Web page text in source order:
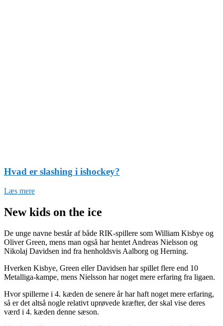
Hvad er slashing i ishockey?
Læs mere
New kids on the ice
De unge navne består af både RIK-spillere som William Kisbye og
Oliver Green, mens man også har hentet Andreas Nielsson og
Nikolaj Davidsen ind fra henholdsvis Aalborg og Herning.
Hverken Kisbye, Green eller Davidsen har spillet flere end 10
Metalliga-kampe, mens Nielsson har noget mere erfaring fra ligaen.
Hvor spillerne i 4. kæden de senere år har haft noget mere erfaring,
så er det altså nogle relativt uprøvede kræfter, der skal vise deres
værd i 4. kæden denne sæson.